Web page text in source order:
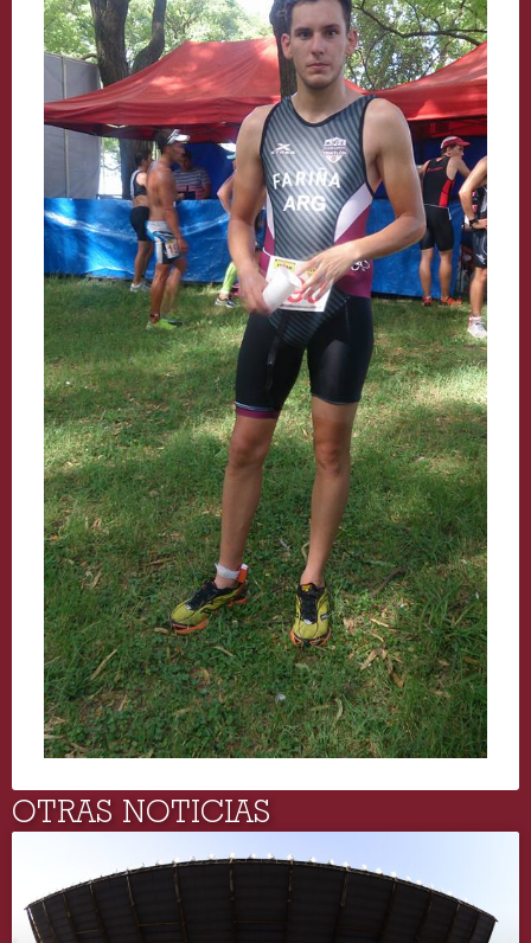
OTRAS NOTICIAS